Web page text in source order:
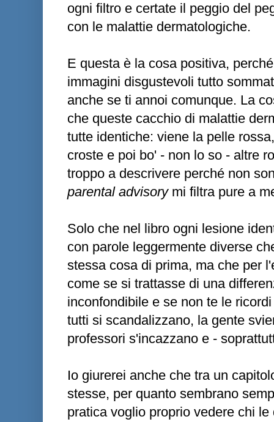
ogni filtro e certate il peggio del
con le malattie dermatologiche.
E questa è la cosa positiva,
immagini disgustevoli tutto
anche se ti annoi comunque. La
che queste cacchio di malattie
tutte identiche: viene la pelle
croste e poi bo' - non lo so - altre
troppo a descrivere perché non
parental advisorymi filtra pure a
Solo che nel libro ogni lesione
con parole leggermente diverse
stessa cosa di prima, ma che per
come se si trattasse di una
inconfondibile e se non te le
tutti si scandalizzano, la gente
professori s'incazzano e -
Io giurerei anche che tra un
stesse, per quanto sembrano
pratica voglio proprio vedere chi